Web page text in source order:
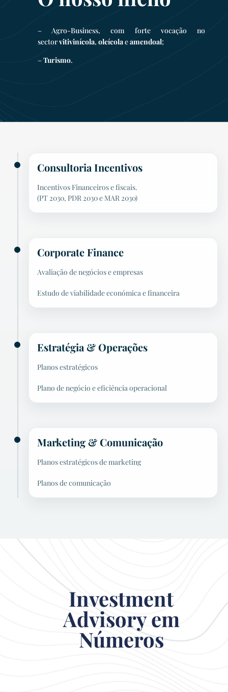
– Agro-Business, com forte vocação no
sectorvitivinícola, oleícolaeamendoal;
–Turismo.
Consultoria Incentivos
Incentivos Financeiros e fiscais.
(PT 2030, PDR 2030 e MAR 2030)
Corporate Finance
Avaliação de negócios e empresas
Estudo de viabilidade económica e financeira
Estratégia & Operações
Planos estratégicos
Plano de negócio e eficiência operacional
Marketing & Comunicação
Planos estratégicos de marketing
Planos de comunicação
Investment
Advisory em
Números